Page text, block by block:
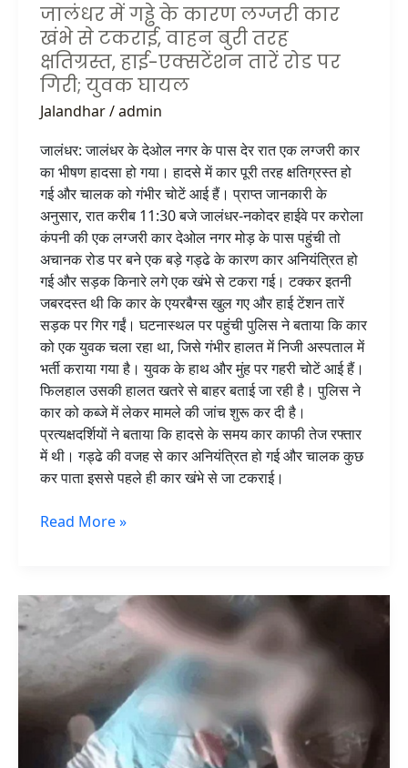
जालंधर में गड्ढे के कारण लग्जरी कार
खंभे से टकराई, वाहन बुरी तरह
क्षतिग्रस्त, हाई-एक्सटेंशन तारें रोड पर
गिरी; युवक घायल
Jalandhar/admin
जालंधर: जालंधर के देओल नगर के पास देर रात एक लग्जरी कार
का भीषण हादसा हो गया। हादसे में कार पूरी तरह क्षतिग्रस्त हो
गई और चालक को गंभीर चोटें आई हैं। प्राप्त जानकारी के
अनुसार, रात करीब 11:30 बजे जालंधर-नकोदर हाईवे पर करोला
कंपनी की एक लग्जरी कार देओल नगर मोड़ के पास पहुंची तो
अचानक रोड पर बने एक बड़े गड्ढे के कारण कार अनियंत्रित हो
गई और सड़क किनारे लगे एक खंभे से टकरा गई। टक्कर इतनी
जबरदस्त थी कि कार के एयरबैग्स खुल गए और हाई टेंशन तारें
सड़क पर गिर गईं। घटनास्थल पर पहुंची पुलिस ने बताया कि कार
को एक युवक चला रहा था, जिसे गंभीर हालत में निजी अस्पताल में
भर्ती कराया गया है। युवक के हाथ और मुंह पर गहरी चोटें आई हैं।
फिलहाल उसकी हालत खतरे से बाहर बताई जा रही है। पुलिस ने
कार को कब्जे में लेकर मामले की जांच शुरू कर दी है।
प्रत्यक्षदर्शियों ने बताया कि हादसे के समय कार काफी तेज रफ्तार
में थी। गड्ढे की वजह से कार अनियंत्रित हो गई और चालक कुछ
कर पाता इससे पहले ही कार खंभे से जा टकराई।
तरह
क्षतिग्रस्त,
हाई-
एक्सटेंशन
तारें
रोड
पर
गिरी;
युवक
घायल
Read More »
जालंधर
में
24
वर्षीय
युवक